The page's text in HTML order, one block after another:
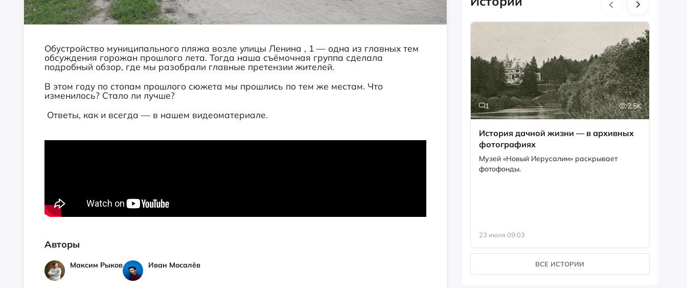
Обустройство муниципального пляжа возле улицы Ленина , 1 — одна из главных тем
обсуждения горожан прошлого лета. Тогда наша съёмочная группа сделала
подробный обзор, где мы разобрали главные претензии жителей.
В этом году по стопам прошлого сюжета мы прошлись по тем же местам. Что
изменилось? Стало ли лучше?
Ответы, как и всегда — в нашем видеоматериале.
Авторы
Максим Рыков Иван Мосалёв
1 2.5K
История дачной жизни — в архивных
фотографиях
Музей «Новый Иерусалим» раскрывает
фотофонды.
23 июля 09:03
ВСЕ ИСТОРИИ